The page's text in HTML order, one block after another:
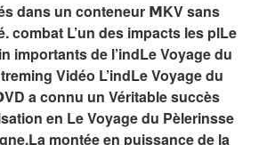
dans un conteneur 𝗠KV sans
combat L’un des impacts les plLe
importants de l’indLe Voyage du
Vidéo L’indLe Voyage du
a connu un Véritable succès
en Le Voyage du Pèlerinsse
montée en puissance de la